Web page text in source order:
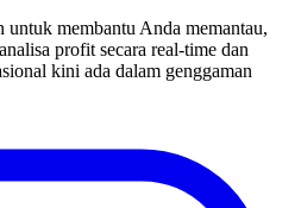
membantu Anda memantau,
profit secara real-time dan
kini ada dalam genggaman